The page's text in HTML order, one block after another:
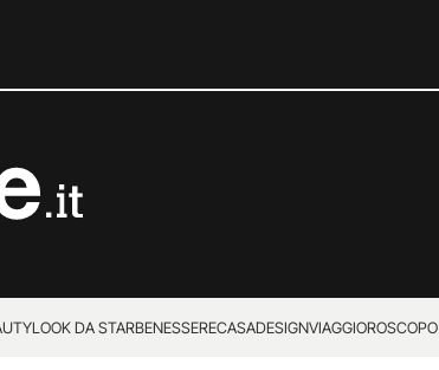
LOOK DA STARBENESSERECASADESIGNVIAGGIOROSCOPO